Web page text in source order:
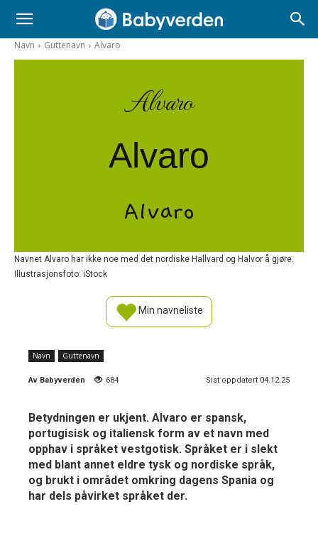
Navn Guttenavn Alvaro
Alvaro
Alvaro
Alvaro
Navnet Alvaro har ikke noe med det nordiske Hallvard og Halvor å gjøre.
Illustrasjonsfoto: iStock
Min navneliste
Navn Guttenavn
Av Babyverden 684 Sist oppdatert 04.12.25
Betydningen er ukjent. Alvaro er spansk,
portugisisk og italiensk form av et navn med
opphav i språket vestgotisk. Språket er i slekt
med blant annet eldre tysk og nordiske språk,
og brukt i området omkring dagens Spania og
har dels påvirket språket der.